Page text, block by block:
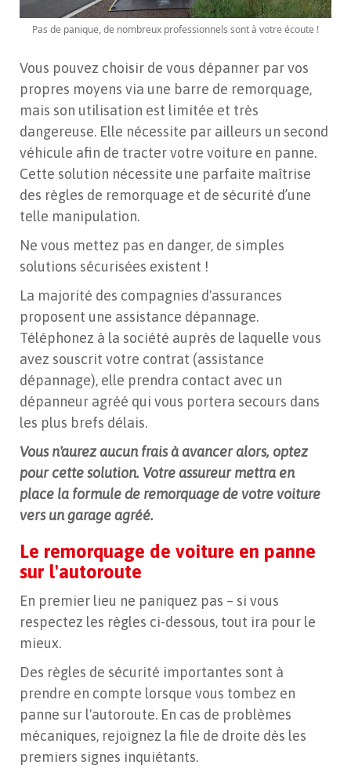
Pas de panique, de nombreux professionnels sont à votre écoute !
Vous pouvez choisir de vous dépanner par vos
propres moyens via une barre de remorquage,
mais son utilisation est limitée et très
dangereuse. Elle nécessite par ailleurs un second
véhicule afin de tracter votre voiture en panne.
Cette solution nécessite une parfaite maîtrise
des règles de remorquage et de sécurité d’une
telle manipulation.
Ne vous mettez pas en danger, de simples
solutions sécurisées existent !
La majorité des compagnies d'assurances
proposent une assistance dépannage.
Téléphonez à la société auprès de laquelle vous
avez souscrit votre contrat (assistance
dépannage), elle prendra contact avec un
dépanneur agréé qui vous portera secours dans
les plus brefs délais.
Vous n'aurez aucun frais à avancer alors, optez
pour cette solution. Votre assureur mettra en
place la formule de remorquage de votre voiture
vers un garage agréé.
Le remorquage de voiture en panne
sur l'autoroute
En premier lieu ne paniquez pas – si vous
respectez les règles ci-dessous, tout ira pour le
mieux.
Des règles de sécurité importantes sont à
prendre en compte lorsque vous tombez en
panne sur l'autoroute. En cas de problèmes
mécaniques, rejoignez la file de droite dès les
premiers signes inquiétants.